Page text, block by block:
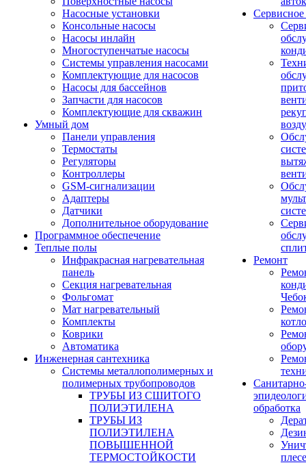
Насосные установки
Консольные насосы
Насосы инлайн
Многоступенчатые насосы
Системы управления насосами
Комплектующие для насосов
Насосы для бассейнов
Запчасти для насосов
Комплектующие для скважин
Умный дом
Панели управления
Термостаты
Регуляторы
Контроллеры
GSM-сигнализации
Адаптеры
Датчики
Дополнительное оборудование
Программное обеспечение
Теплые полы
Инфракрасная нагревательная
панель
Секция нагревательная
Фольгомат
Мат нагревательный
Комплекты
Коврики
Автоматика
Инженерная сантехника
Системы металлополимерных и
полимерных трубопроводов
ТРУБЫ ИЗ СШИТОГО
ПОЛИЭТИЛЕНА
ТРУБЫ ИЗ
ПОЛИЭТИЛЕНА
ПОВЫШЕННОЙ
ТЕРМОСТОЙКОСТИ
Ремонт
обработка